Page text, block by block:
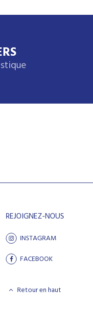
REJOIGNEZ-NOUS
INSTAGRAM
FACEBOOK
Retour en haut